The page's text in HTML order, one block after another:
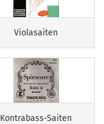
Violasaiten
Kontrabass-Saiten